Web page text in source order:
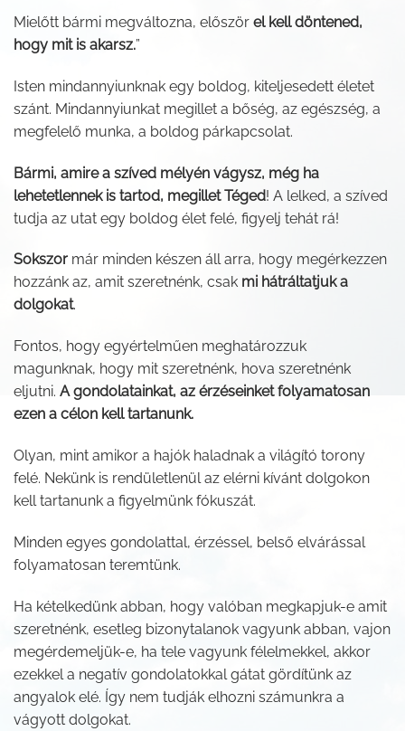
Mielőtt bármi megváltozna, először el kell döntened,
hogy mit is akarsz.”
Isten mindannyiunknak egy boldog, kiteljesedett életet
szánt. Mindannyiunkat megillet a bőség, az egészség, a
megfelelő munka, a boldog párkapcsolat.
Bármi, amire a szíved mélyén vágysz, még ha
lehetetlennek is tartod, megillet Téged! A lelked, a szíved
tudja az utat egy boldog élet felé, figyelj tehát rá!
Sokszor már minden készen áll arra, hogy megérkezzen
hozzánk az, amit szeretnénk, csak mi hátráltatjuk a
dolgokat.
Fontos, hogy egyértelműen meghatározzuk
magunknak, hogy mit szeretnénk, hova szeretnénk
eljutni. A gondolatainkat, az érzéseinket folyamatosan
ezen a célon kell tartanunk.
Olyan, mint amikor a hajók haladnak a világító torony
felé. Nekünk is rendületlenül az elérni kívánt dolgokon
kell tartanunk a figyelmünk fókuszát.
Minden egyes gondolattal, érzéssel, belső elvárással
folyamatosan teremtünk.
Ha kételkedünk abban, hogy valóban megkapjuk-e amit
szeretnénk, esetleg bizonytalanok vagyunk abban, vajon
megérdemeljük-e, ha tele vagyunk félelmekkel, akkor
ezekkel a negatív gondolatokkal gátat gördítünk az
angyalok elé. Így nem tudják elhozni számunkra a
vágyott dolgokat.